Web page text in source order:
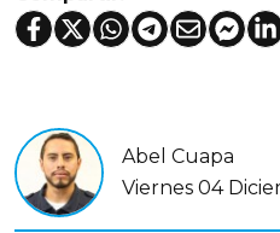
Abel Cuapa
Viernes 04